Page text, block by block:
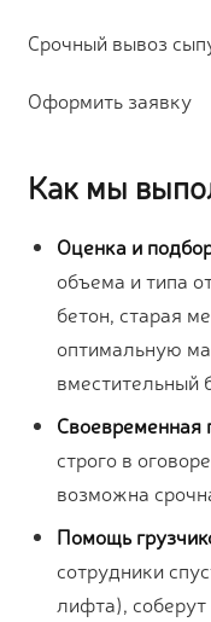
Срочный вывоз
Оформить заявку
Как мы
Оценка и
объема и типа
бетон, старая
оптимальную
вместительный
Своевременная
строго в
возможна
Помощь
сотрудники
лифта),